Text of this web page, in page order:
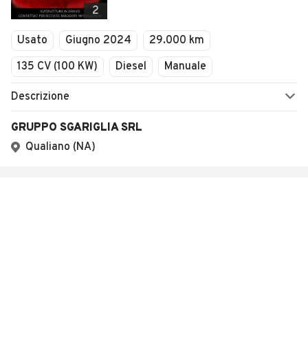
2
Usato Giugno 2024
29.000 km
135 CV (100 KW)
Diesel Manuale
Descrizione
GRUPPO SGARIGLIA SRL
Qualiano (NA)